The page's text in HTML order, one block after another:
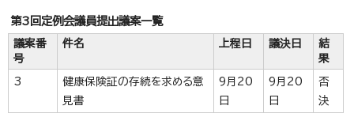
第3回定例会議員提出議案一覧
議案番
号
件名 上程日 議決日
結
果
3
健康保険証の存続を求める意
見書
9月20
日
9月20
日
否
決